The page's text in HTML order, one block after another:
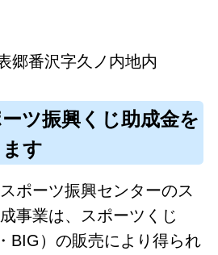
郷番沢字久ノ内地内
ツ振興くじ助成金を
す
ポーツ振興センターのス
事業は、スポーツくじ
BIG）の販売により得られ